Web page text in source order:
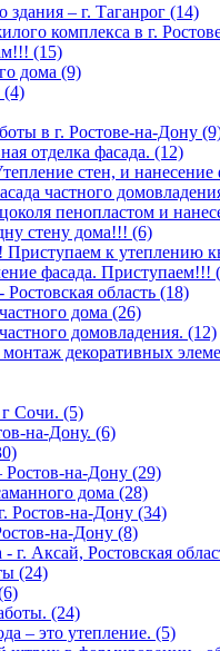
здания – г. Таганрог (14)
комплекса в г.
(15)
дома (9)
(4)
в г. Ростове-на-Дону
отделка фасада. (12)
стен, и
частного
пенопластом и
стену дома!!! (6)
к утеплению
фасада. Приступаем!!!
Ростовская область (18)
дома (26)
домовладения. (12)
монтаж декоративных
Сочи. (5)
на-Дону. (6)
Ростов-на-Дону (29)
дома (28)
Ростов-на-Дону (34)
на-Дону (8)
г. Аксай, Ростовская
(24)
(24)
– это утепление. (5)